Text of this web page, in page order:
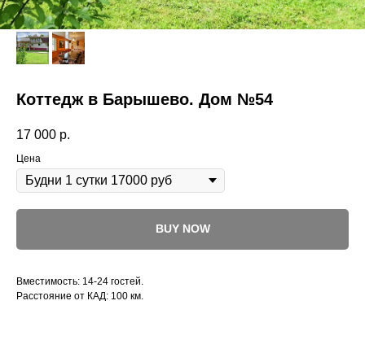
Коттедж в Барышево. Дом №54
17 000 р.
Цена
BUY NOW
Вместимость: 14-24 гостей.
Расстояние от КАД: 100 км.